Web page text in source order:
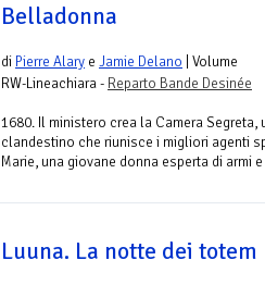
Belladonna
di Pierre Alary e Jamie Delano | Volume
RW-Lineachiara - Reparto Bande Desinée
1680. Il ministero crea la Camera Segreta,
clandestino che riunisce i migliori agenti
Marie, una giovane donna esperta di armi
Luuna. La notte dei totem